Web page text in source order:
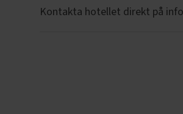
Kontakta hotellet direkt på